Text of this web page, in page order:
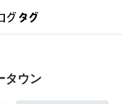
タウン